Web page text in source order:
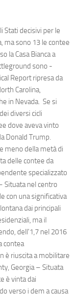
Stati decisivi per le
ma sono 13 le contee
la Casa Bianca a
sono -
Report ripresa da
Carolina,
in Nevada. Se si
diversi cicli
dove aveva vinto
Donald Trump.
meno della metà di
delle contee da
specializzato
Situata nel centro
con una significativa
dai principali
ma il
dell'1,7 nel 2016
contea
è riuscita a mobilitare
Georgia – Situata
è vinta dai
verso i dem a causa